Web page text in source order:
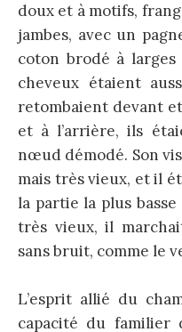
doux et à motifs,
jambes, avec un
coton brodé à
cheveux étaient
retombaient devant
et à l’arrière, ils
nœud démodé. Son
mais très vieux, et il
la partie la plus
très vieux, il
sans bruit, comme le
L’esprit allié du
capacité du familier